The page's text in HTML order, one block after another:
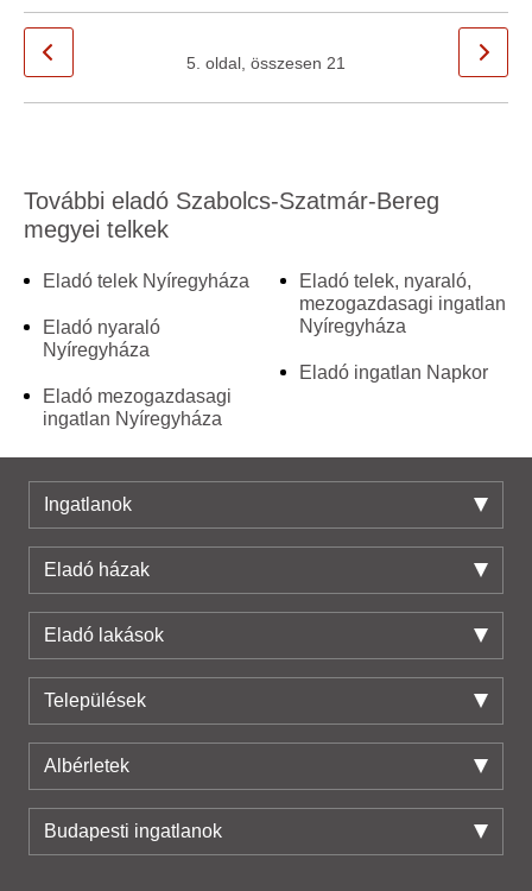
5. oldal, összesen 21
További eladó Szabolcs-Szatmár-Bereg
megyei telkek
Eladó telek Nyíregyháza
Eladó nyaraló
Nyíregyháza
Eladó mezogazdasagi
ingatlan Nyíregyháza
Eladó telek, nyaraló,
mezogazdasagi ingatlan
Nyíregyháza
Eladó ingatlan Napkor
Ingatlanok
Eladó házak
Eladó lakások
Települések
Albérletek
Budapesti ingatlanok